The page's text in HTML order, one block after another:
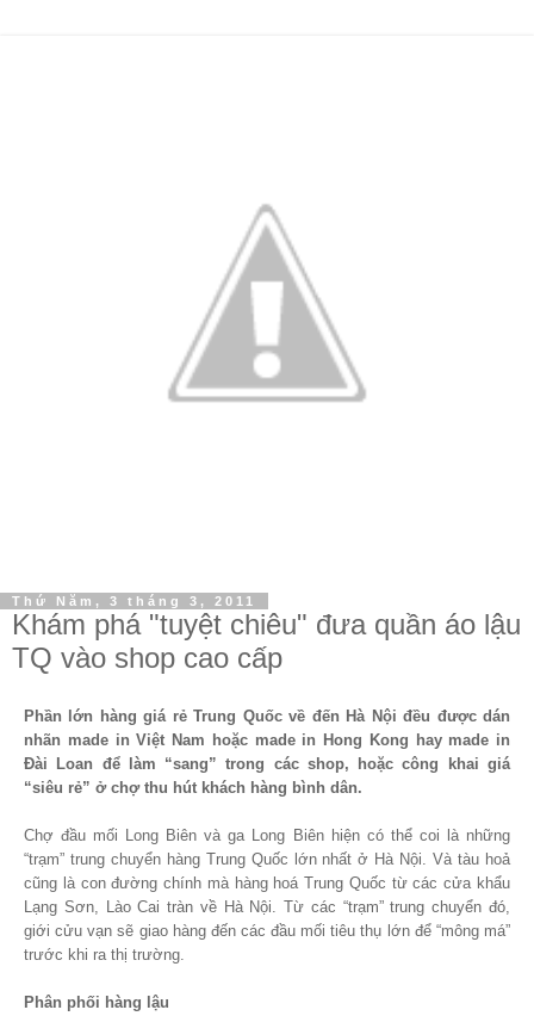
Thứ Năm, 3 tháng 3, 2011
Khám phá "tuyệt chiêu" đưa quần áo lậu
TQ vào shop cao cấp
Phần lớn hàng giá rẻTrung Quốc về đến Hà Nội đều được dán
nhãn made in Việt Nam hoặc made in Hong Kong hay made in
Đài Loan để làm “sang” trong các shop, hoặc công khai giá
“siêu rẻ” ở chợ thu hút khách hàng bình dân.
Chợ đầu mối Long Biên và ga Long Biên hiện có thể coi là những
“trạm” trung chuyển hàng Trung Quốc lớn nhất ở Hà Nội. Và tàu hoả
cũng là con đường chính mà hàng hoá Trung Quốc từ các cửa khẩu
Lạng Sơn, Lào Cai tràn về Hà Nội. Từ các “trạm” trung chuyển đó,
giới cửu vạn sẽ giao hàng đến các đầu mối tiêu thụ lớn để “mông má”
trước khi ra thị trường.
Phân phối hàng lậu